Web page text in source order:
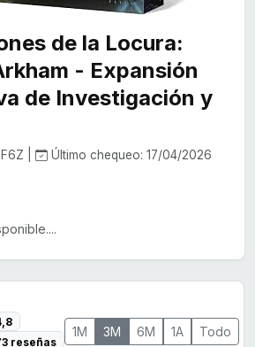
de la Locura:
- Expansión
de Investigación y
|
Último chequeo: 17/04/2026
reseñas
1M 3M 6M 1A Todo